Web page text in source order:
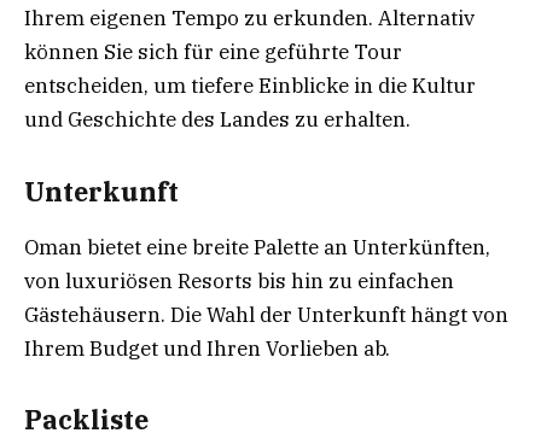
Ihrem eigenen Tempo zu erkunden. Alternativ
können Sie sich für eine geführte Tour
entscheiden, um tiefere Einblicke in die Kultur
und Geschichte des Landes zu erhalten.
Unterkunft
Oman bietet eine breite Palette an Unterkünften,
von luxuriösen Resorts bis hin zu einfachen
Gästehäusern. Die Wahl der Unterkunft hängt von
Ihrem Budget und Ihren Vorlieben ab.
Packliste